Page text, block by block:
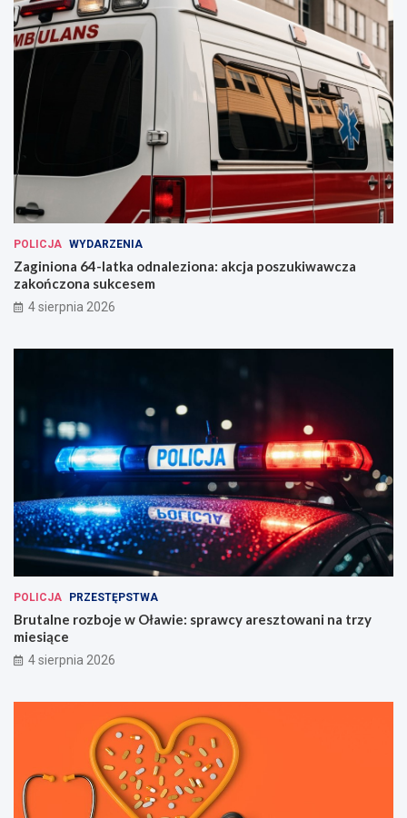
POLICJA WYDARZENIA
Zaginiona 64-latka odnaleziona: akcja poszukiwawcza
zakończona sukcesem
4 sierpnia 2026
POLICJA PRZESTĘPSTWA
Brutalne rozboje w Oławie: sprawcy aresztowani na trzy
miesiące
4 sierpnia 2026